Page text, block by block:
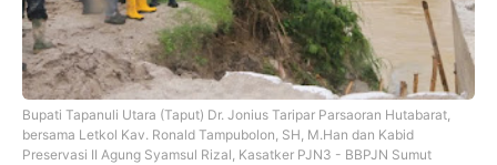
Bupati Tapanuli Utara (Taput) Dr. Jonius Taripar Parsaoran Hutabarat,
bersama Letkol Kav. Ronald Tampubolon, SH, M.Han dan Kabid
Preservasi II Agung Syamsul Rizal, Kasatker PJN3 - BBPJN Sumut